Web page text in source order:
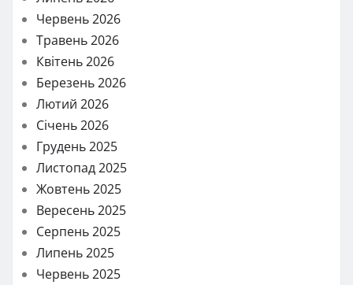
Червень 2026
Травень 2026
Квітень 2026
Березень 2026
Лютий 2026
Січень 2026
Грудень 2025
Листопад 2025
Жовтень 2025
Вересень 2025
Серпень 2025
Липень 2025
Червень 2025